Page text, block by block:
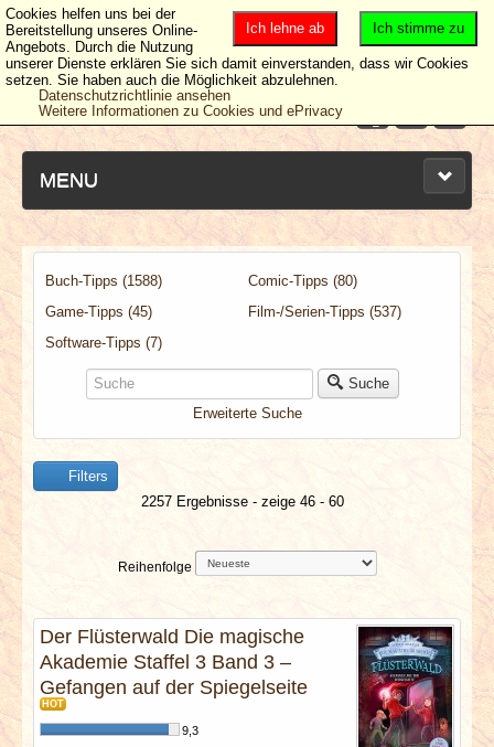
MENU
NEUESTE ARTIKEL
NEWS & DATES
BERICHTE
INTERVIEWS
SPECIALS
REDAKTION
LINKS
ARCHIV
Buch-Tipps (1588)
Comic-Tipps (80)
Game-Tipps (45)
Film-/Serien-Tipps (537)
Software-Tipps (7)
Suche
Erweiterte Suche
Filters
2257 Ergebnisse - zeige 46 - 60
Reihenfolge
Der Flüsterwald Die magische
Akademie Staffel 3 Band 3 –
Gefangen auf der Spiegelseite
HOT
9,3
Ich stimme zu
Ich lehne ab
Cookies helfen uns bei der
Bereitstellung unseres Online-
Angebots. Durch die Nutzung
unserer Dienste erklären Sie sich damit einverstanden, dass wir Cookies
setzen. Sie haben auch die Möglichkeit abzulehnen.
Datenschutzrichtlinie ansehen
Weitere Informationen zu Cookies und ePrivacy